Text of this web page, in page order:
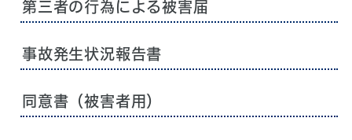
第三者の行為による被害届
事故発生状況報告書
同意書（被害者用）